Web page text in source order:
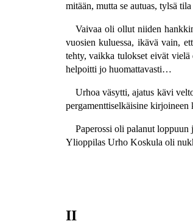
mitään, mutta se autuas, tylsä
Vaivaa oli ollut niiden
vuosien kuluessa, ikävä vain,
tehty, vaikka tulokset eivät
helpoitti jo huomattavasti…
Urhoa väsytti, ajatus kävi
pergamenttiselkäisine
Paperossi oli palanut
Ylioppilas Urho Koskula oli
II